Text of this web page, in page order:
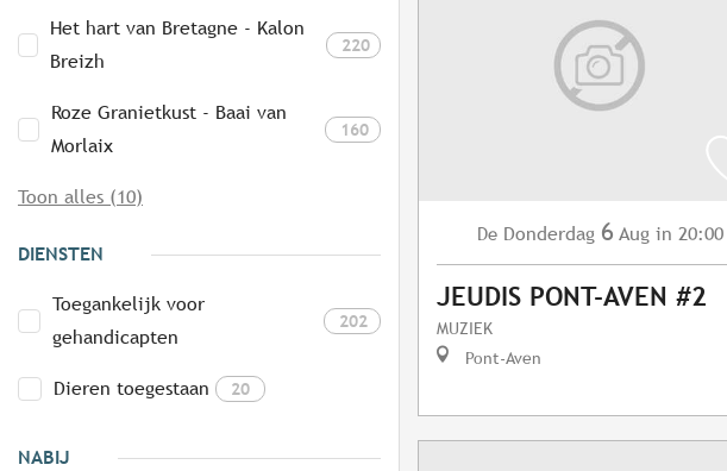
Het hart van Bretagne - Kalon
Breizh
220
Roze Granietkust - Baai van
Morlaix
160
Toon alles (10)
DIENSTEN
Toegankelijk voor
gehandicapten
202
Dieren toegestaan 20
NABIJ
De Donderdag 6 Aug in 20:00
JEUDIS PONT-AVEN #2
MUZIEK
Pont-Aven